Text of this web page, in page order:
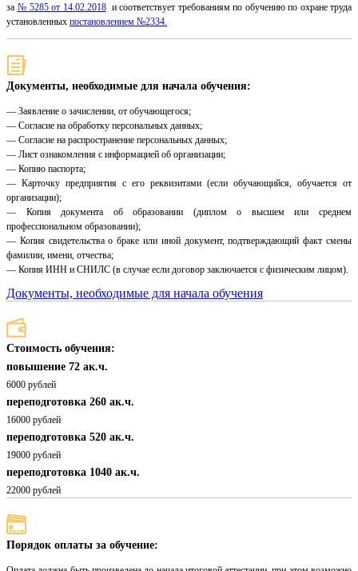
за № 5285 от 14.02.2018и соответствует требованиям по обучению по охране труда
установленных постановлением №2334.
Документы, необходимые для начала обучения:
— Заявление о зачислении, от обучающегося;
— Согласие на обработку персональных данных;
— Согласие на распространение персональных данных;
— Лист ознакомления с информацией об организации;
— Копию паспорта;
— Карточку предприятия с его реквизитами (если обучающийся, обучается от
организации);
— Копия документа об образовании (диплом о высшем или среднем
профессиональном образовании);
— Копия свидетельства о браке или иной документ, подтверждающий факт смены
фамилии, имени, отчества;
— Копия ИНН и СНИЛС (в случае если договор заключается с физическим лицом).
Документы, необходимые для начала обучения
Стоимость обучения:
повышение 72 ак.ч.
6000 рублей
переподготовка 260 ак.ч.
16000 рублей
переподготовка 520 ак.ч.
19000 рублей
переподготовка 1040 ак.ч.
22000 рублей
Порядок оплаты за обучение: